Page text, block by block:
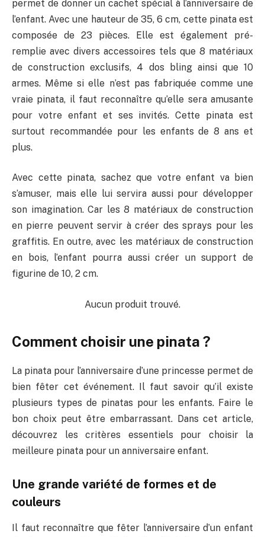
permet de donner un cachet spécial à l’anniversaire de
l’enfant. Avec une hauteur de 35, 6 cm, cette pinata est
composée de 23 pièces. Elle est également pré-
remplie avec divers accessoires tels que 8 matériaux
de construction exclusifs, 4 dos bling ainsi que 10
armes. Même si elle n’est pas fabriquée comme une
vraie pinata, il faut reconnaître qu’elle sera amusante
pour votre enfant et ses invités. Cette pinata est
surtout recommandée pour les enfants de 8 ans et
plus.
Avec cette pinata, sachez que votre enfant va bien
s’amuser, mais elle lui servira aussi pour développer
son imagination. Car les 8 matériaux de construction
en pierre peuvent servir à créer des sprays pour les
graffitis. En outre, avec les matériaux de construction
en bois, l’enfant pourra aussi créer un support de
figurine de 10, 2 cm.
Aucun produit trouvé.
Comment choisir une pinata ?
La pinata pour l’anniversaire d’une princesse permet de
bien fêter cet événement. Il faut savoir qu’il existe
plusieurs types de pinatas pour les enfants. Faire le
bon choix peut être embarrassant. Dans cet article,
découvrez les critères essentiels pour choisir la
meilleure pinata pour un anniversaire enfant.
Une grande variété de formes et de
couleurs
Il faut reconnaître que fêter l’anniversaire d’un enfant